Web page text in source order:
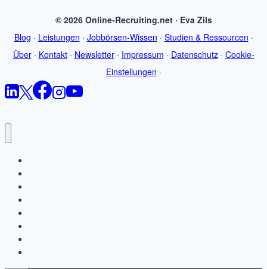
© 2026 Online-Recruiting.net · Eva Zils
Blog · Leistungen · Jobbörsen-Wissen · Studien & Ressourcen ·
Über· Kontakt· Newsletter· Impressum · Datenschutz· Cookie-
Einstellungen ·